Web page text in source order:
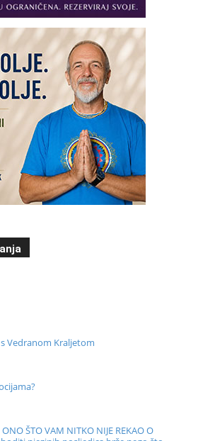
Vedranom Kraljetom
ŠTO VAM NITKO NIJE REKAO O